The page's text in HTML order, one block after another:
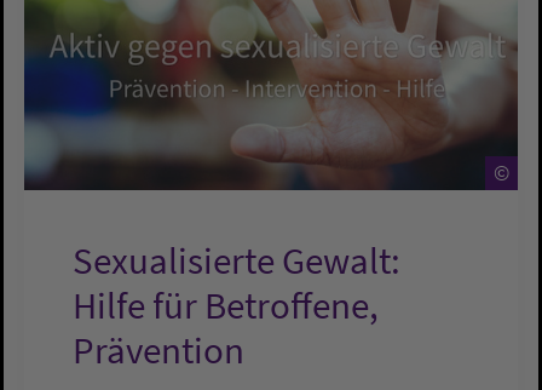
©
Sexualisierte Gewalt:
Hilfe für Betroffene,
Prävention